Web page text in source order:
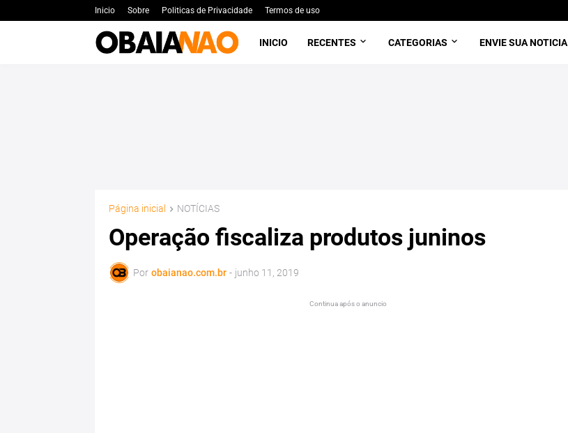
Inicio Sobre Politicas de Privacidade Termos de uso
INICIO RECENTES CATEGORIAS ENVIE SUA NOTICIA
Página inicial NOTÍCIAS
Operação fiscaliza produtos juninos
Por obaianao.com.br - junho 11, 2019
Continua após o anuncio